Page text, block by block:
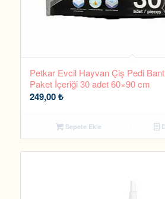
Petkar Evcil Hayvan Çiş Pedi
Paket İçeriği 30 adet 60×90 cm
249,00₺
Sepete Ekle